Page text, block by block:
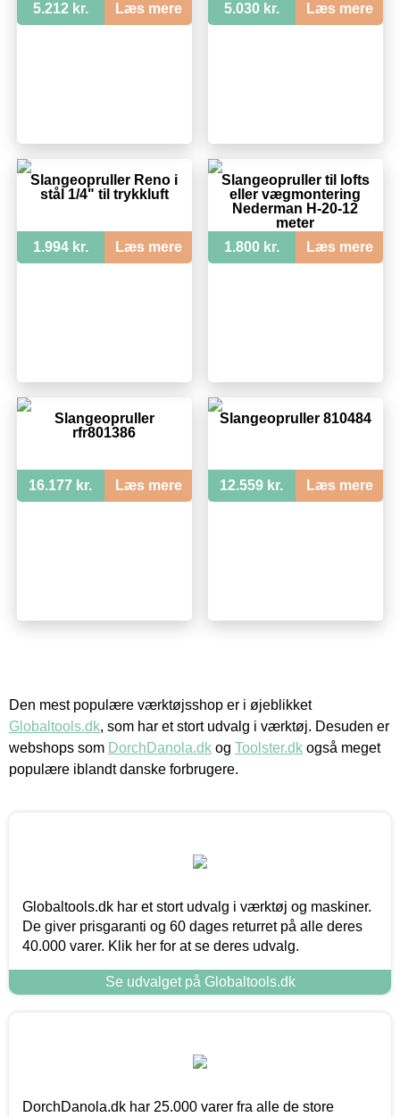
5.212 kr. Læs mere 5.030 kr. Læs mere
Slangeopruller Reno i
stål 1/4" til trykkluft
1.994 kr. Læs mere
Slangeopruller til lofts
eller vægmontering
Nederman H-20-12
meter
1.800 kr.
Læs mere
Slangeopruller
rfr801386
16.177 kr. Læs mere
Slangeopruller 810484
12.559 kr. Læs mere
Den mest populære værktøjsshop er i øjeblikket
Globaltools.dk, som har et stort udvalg i værktøj. Desuden er
webshops som DorchDanola.dk og Toolster.dk også meget
populære iblandt danske forbrugere.
Globaltools.dk har et stort udvalg i værktøj og maskiner.
De giver prisgaranti og 60 dages returret på alle deres
40.000 varer. Klik her for at se deres udvalg.
Se udvalget på Globaltools.dk
DorchDanola.dk har 25.000 varer fra alle de store